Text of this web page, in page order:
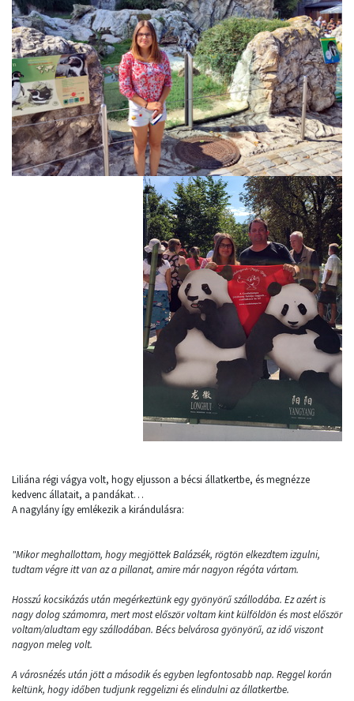
Liliána régi vágya volt, hogy eljusson a bécsi állatkertbe, és megnézze
kedvenc állatait, a pandákat…
A nagylány így emlékezik a kirándulásra:
"Mikor meghallottam, hogy megjöttek Balázsék, rögtön elkezdtem izgulni,
tudtam végre itt van az a pillanat, amire már nagyon régóta vártam.
Hosszú kocsikázás után megérkeztünk egy gyönyörű szállodába. Ez azért is
nagy dolog számomra, mert most először voltam kint külföldön és most először
voltam/aludtam egy szállodában. Bécs belvárosa gyönyörű, az idő viszont
nagyon meleg volt.
A városnézés után jött a második és egyben legfontosabb nap. Reggel korán
keltünk, hogy időben tudjunk reggelizni és elindulni az állatkertbe.